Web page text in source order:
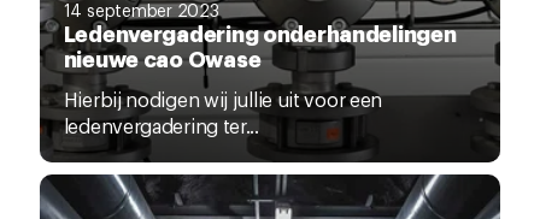
14 september 2023
Ledenvergadering onderhandelingen
nieuwe cao Owase
Hierbij nodigen wij jullie uit voor een
ledenvergadering ter...